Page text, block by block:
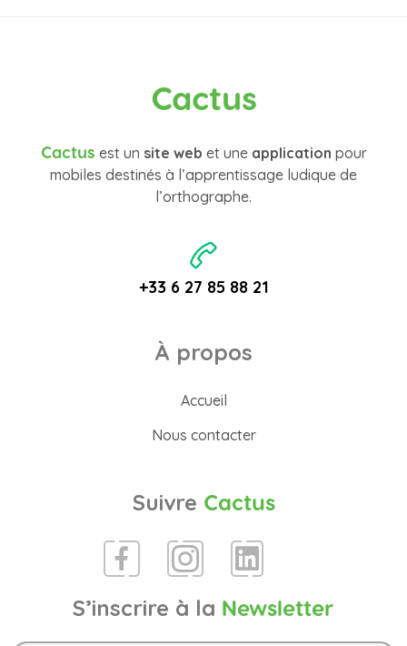
Cactus
Cactus est un site web et une application pour
mobiles destinés à l’apprentissage ludique de
l’orthographe.
+33 6 27 85 88 21
À propos
Accueil
Nous contacter
Suivre Cactus
S’inscrire à la Newsletter